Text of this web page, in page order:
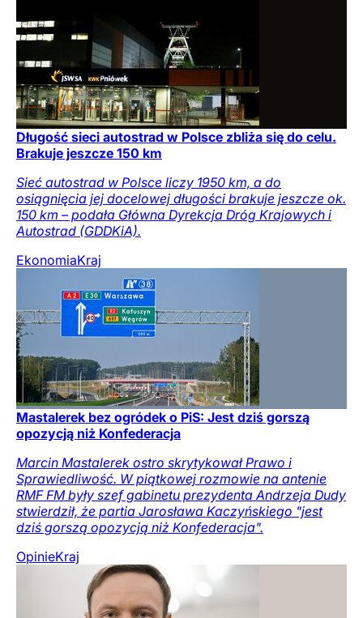
Długość sieci autostrad w Polsce zbliża się do celu.
Brakuje jeszcze 150 km
Sieć autostrad w Polsce liczy 1950 km, a do
osiągnięcia jej docelowej długości brakuje jeszcze ok.
150 km – podała Główna Dyrekcja Dróg Krajowych i
Autostrad (GDDKiA).
EkonomiaKraj
Mastalerek bez ogródek o PiS: Jest dziś gorszą
opozycją niż Konfederacja
Marcin Mastalerek ostro skrytykował Prawo i
Sprawiedliwość. W piątkowej rozmowie na antenie
RMF FM były szef gabinetu prezydenta Andrzeja Dudy
stwierdził, że partia Jarosława Kaczyńskiego "jest
dziś gorszą opozycją niż Konfederacja".
OpinieKraj